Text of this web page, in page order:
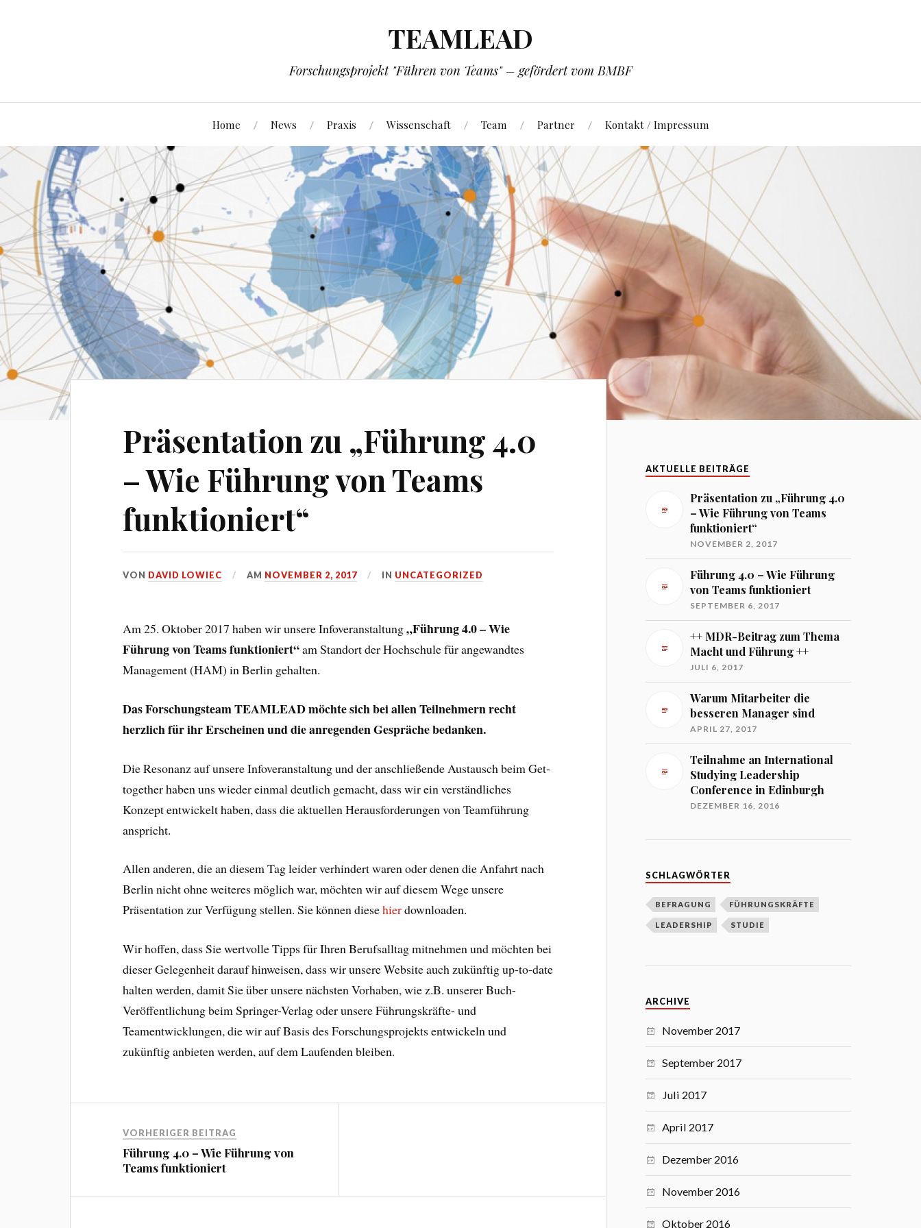
TEAMLEAD
Forschungsprojekt "Führen von Teams" – gefördert vom BMBF
Home News Praxis Wissenschaft Team Partner Kontakt / Impressum
Präsentation zu „Führung 4.0
– Wie Führung von Teams
funktioniert“
VON DAVID LOWIEC AM NOVEMBER 2, 2017 IN UNCATEGORIZED
Am 25. Oktober 2017 haben wir unsere Infoveranstaltung„Führung 4.0 – Wie
Führung von Teams funktioniert“am Standort der Hochschule für angewandtes
Management (HAM) in Berlin gehalten.
Das Forschungsteam TEAMLEAD möchte sich bei allen Teilnehmern recht
herzlich für ihr Erscheinen und die anregenden Gespräche bedanken.
Die Resonanz auf unsere Infoveranstaltung und der anschließende Austausch beim Get-
together haben uns wieder einmal deutlich gemacht, dass wir ein verständliches
Konzept entwickelt haben, dass die aktuellen Herausforderungen von Teamführung
anspricht.
Allen anderen, die an diesem Tag leider verhindert waren oder denen die Anfahrt nach
Berlin nicht ohne weiteres möglich war, möchten wir auf diesem Wege unsere
Präsentation zur Verfügung stellen. Sie können diesehierdownloaden.
Wir hoffen, dass Sie wertvolle Tipps für Ihren Berufsalltag mitnehmen und möchten bei
dieser Gelegenheit darauf hinweisen, dass wir unsere Website auch zukünftig up-to-date
halten werden, damit Sie über unsere nächsten Vorhaben, wie z.B. unserer Buch-
Veröffentlichung beim Springer-Verlag oder unsere Führungskräfte- und
Teamentwicklungen, die wir auf Basis des Forschungsprojekts entwickeln und
zukünftig anbieten werden, auf dem Laufenden bleiben.
VORHERIGER BEITRAG
Führung 4.0 – Wie Führung von
Teams funktioniert
AKTUELLE BEITRÄGE
Präsentation zu „Führung 4.0
– Wie Führung von Teams
funktioniert“
NOVEMBER 2, 2017
Führung 4.0 – Wie Führung
von Teams funktioniert
SEPTEMBER 6, 2017
++ MDR-Beitrag zum Thema
Macht und Führung ++
JULI 6, 2017
Warum Mitarbeiter die
besseren Manager sind
APRIL 27, 2017
Teilnahme an International
Studying Leadership
Conference in Edinburgh
DEZEMBER 16, 2016
SCHLAGWÖRTER
BEFRAGUNG FÜHRUNGSKRÄFTE
LEADERSHIP STUDIE
ARCHIVE
November 2017
September 2017
Juli 2017
April 2017
Dezember 2016
November 2016
Oktober 2016